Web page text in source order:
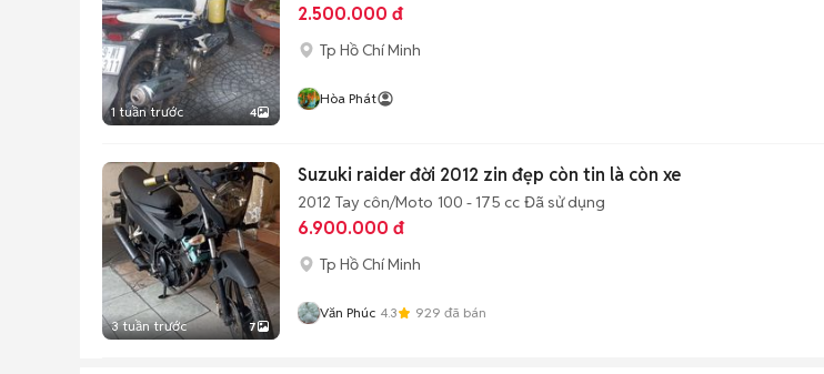
1 tuần trước 4
2.500.000 đ
Tp Hồ Chí Minh
Hòa Phát
3 tuần trước 7
Suzuki raider đời 2012 zin đẹp còn tin là còn xe
2012 Tay côn/Moto 100 - 175 cc Đã sử dụng
6.900.000 đ
Tp Hồ Chí Minh
Văn Phúc 4.3 929 đã bán